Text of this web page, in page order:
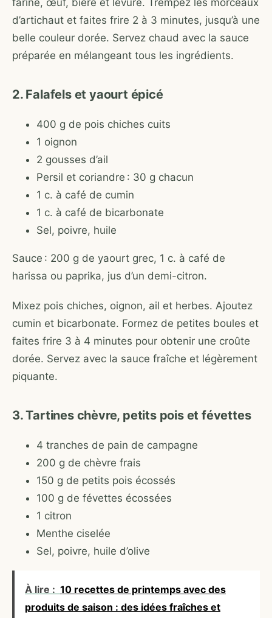
farine, œuf, bière et levure. Trempez les morceaux
d’artichaut et faites frire 2 à 3 minutes, jusqu’à une
belle couleur dorée. Servez chaud avec la sauce
préparée en mélangeant tous les ingrédients.
2. Falafels et yaourt épicé
400 g de pois chiches cuits
1 oignon
2 gousses d’ail
Persil et coriandre : 30 g chacun
1 c. à café de cumin
1 c. à café de bicarbonate
Sel, poivre, huile
Sauce : 200 g de yaourt grec, 1 c. à café de
harissa ou paprika, jus d’un demi-citron.
Mixez pois chiches, oignon, ail et herbes. Ajoutez
cumin et bicarbonate. Formez de petites boules et
faites frire 3 à 4 minutes pour obtenir une croûte
dorée. Servez avec la sauce fraîche et légèrement
piquante.
3. Tartines chèvre, petits pois et févettes
4 tranches de pain de campagne
200 g de chèvre frais
150 g de petits pois écossés
100 g de févettes écossées
1 citron
Menthe ciselée
Sel, poivre, huile d’olive
À lire : 10 recettes de printemps avec des
produits de saison : des idées fraîches et